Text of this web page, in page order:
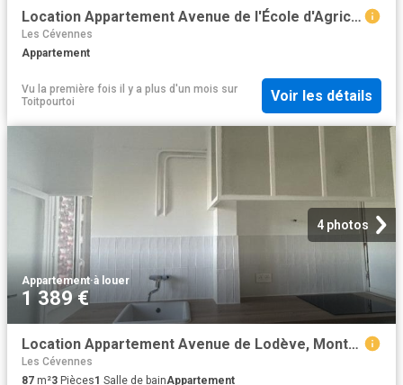
Location Appartement Avenue de l'École d'Agriculture Gabriel Buchet, Montpellier
Les Cévennes
Appartement
Vu la première fois il y a plus d'un mois sur
Toitpourtoi
Voir les détails
4 photos
Appartement·à louer
1 389 €
Location Appartement Avenue de Lodève, Montpellier
Les Cévennes
87 m²3 Pièces1 Salle de bainAppartement